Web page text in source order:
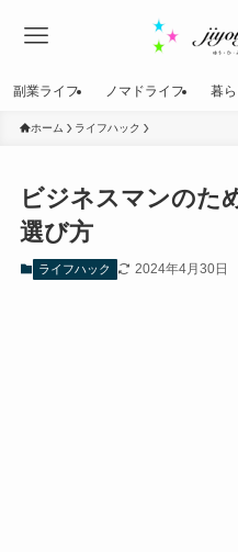
副業ライフ ノマドライフ 暮
ホーム ライフハック
ビジネスマンのた
選び方
ライフハック 2024年4月30日